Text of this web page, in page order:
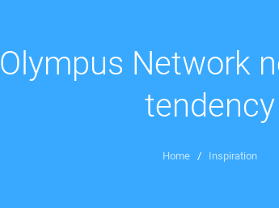
Olympus Network
tendency
Home / Inspiration